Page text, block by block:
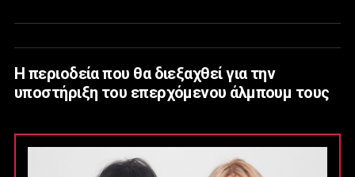
Η περιοδεία που θα διεξαχθεί για την
υποστήριξη του επερχόμενου άλμπουμ τους